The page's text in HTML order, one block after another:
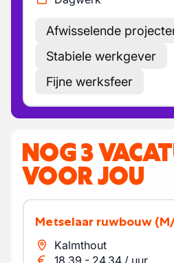
Afwisselende
Stabiele werkgever
Fijne werksfeer
NOG 3
VOOR JOU
Metselaar ruwbouw
Kalmthout
18.39 - 24.34 / uur